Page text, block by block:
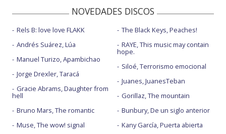
NOVEDADES DISCOS
Rels B: love love FLAKK
Andrés Suárez, Lúa
Manuel Turizo, Apambichao
Jorge Drexler, Taracá
Gracie Abrams, Daughter from
hell
Bruno Mars, The romantic
Muse, The wow! signal
The Black Keys, Peaches!
RAYE, This music may contain
hope.
Siloé, Terrorismo emocional
Juanes, JuanesTeban
Gorillaz, The mountain
Bunbury, De un siglo anterior
Kany García, Puerta abierta